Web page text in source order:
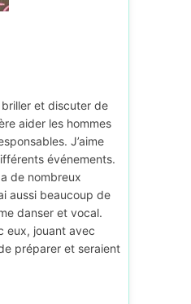
briller et discuter de
aider les hommes
J’aime
événements.
de nombreux
aussi beaucoup de
danser et vocal.
eux, jouant avec
préparer et seraient